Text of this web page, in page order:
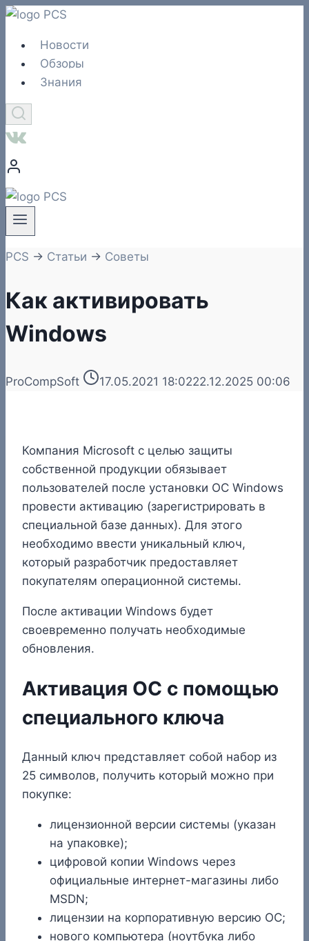
Перейти
содержимому
Новости
Обзоры
Знания
PCS → Статьи → Советы
Как активировать
Windows
ProCompSoft 17.05.2021 18:0222.12.2025 00:06
Компания Microsoft с целью защиты
собственной продукции обязывает
пользователей после установки ОС Windows
провести активацию (зарегистрировать в
специальной базе данных). Для этого
необходимо ввести уникальный ключ,
который разработчик предоставляет
покупателям операционной системы.
После активации Windows будет
своевременно получать необходимые
обновления.
Активация ОС с помощью
специального ключа
Данный ключ представляет собой набор из
25 символов, получить который можно при
покупке:
лицензионной версии системы (указан
на упаковке);
цифровой копии Windows через
официальные интернет-магазины либо
MSDN;
лицензии на корпоративную версию ОС;
нового компьютера (ноутбука либо